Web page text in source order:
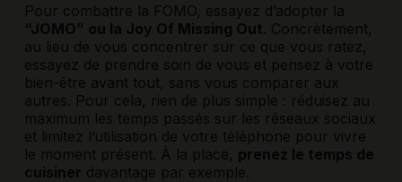
Pour combattre la FOMO, essayez d’adopter la
“JOMO” ou la Joy Of Missing Out . Concrètement,
au lieu de vous concentrer sur ce que vous ratez,
essayez de prendre soin de vous et pensez à votre
bien-être avant tout, sans vous comparer aux
autres. Pour cela, rien de plus simple : réduisez au
maximum les temps passés sur les réseaux sociaux
et limitez l’utilisation de votre téléphone pour vivre
le moment présent. À la place, prenez le temps de
cuisiner davantage par exemple.